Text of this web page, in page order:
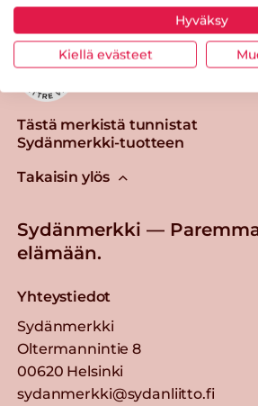
Tästä merkistä tunnistat
Sydänmerkki-tuotteen
Takaisin ylös
Sydänmerkki —
elämään.
Yhteystiedot
Sydänmerkki
Oltermannintie 8
00620 Helsinki
sydanmerkki@sydanliitto.fi
Hyväksy
Kiellä evästeet